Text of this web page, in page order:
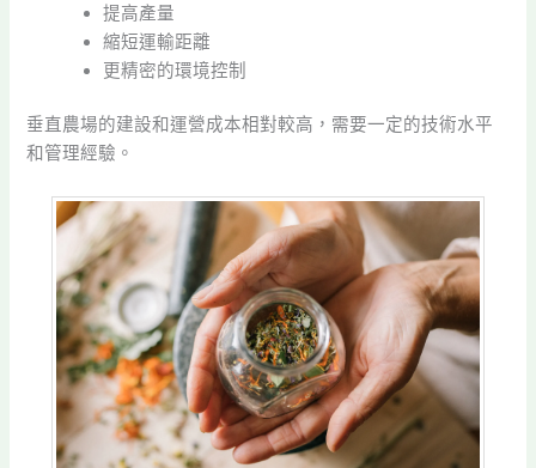
提高產量
縮短運輸距離
更精密的環境控制
垂直農場的建設和運營成本相對較高，需要一定的技術水平
和管理經驗。